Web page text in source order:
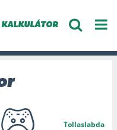
Tollaslabda